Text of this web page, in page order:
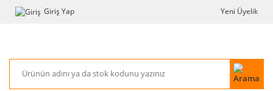
Giriş Yap Yeni Üyelik